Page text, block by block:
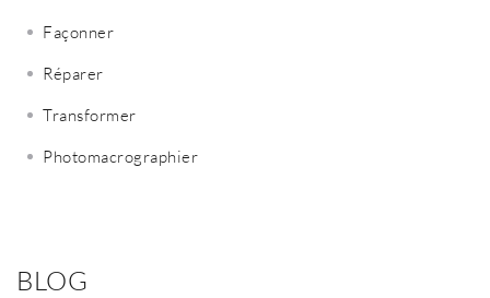
Façonner
Réparer
Transformer
Photomacrographier
BLOG